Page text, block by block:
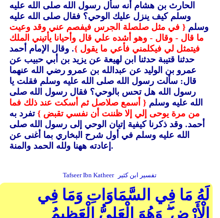
الحارث بن هشام أنه سأل رسول الله صلى الله عليه
وسلم كيف ينزل عليك الوحي؟ فقال صلى الله عليه
وسلم { في مثل صلصلة الجرس فيفصم عني وقد وعيت
ما قال - وقال - وهو أشده علي قال وأحيانا يأتيني الملك
فيتمثل لي فيكلمني فأعي ما يقول }. وقال الإمام أحمد
حدثنا قتيبة حدثنا ابن لهيعة عن يزيد بن أبي حبيب عن
عمرو بن الوليد عن عبدالله بن عمرو رضي الله عنهما
قال: سألت رسول الله صلى الله عليه وسلم فقلت يا
رسول الله هل تحس بالوحي؟ فقال رسول الله صلى
الله عليه وسلم { أسمع صلاصل ثم أسكت عند ذلك فما
من مرة يوحى إلي إلا ظننت أن نفسي تقبض }تفرد به
أحمد.وقد ذكرنا كيفية إتيان الوحي إلى رسول الله صلى
الله عليه وسلم في أول شرح البخاري بما أغنى عن
إعادته ههنا ولله الحمد والمنة.
Tafseer Ibn Katheer تفسير ابن كثير
لَهُ مَا فِي السَّمَاوَاتِ وَمَا فِي
الْأَرْضِ ۖ وَهُوَ الْعَلِيُّ الْعَظِيمُ